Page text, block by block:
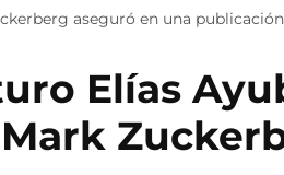
aseguró en una
Elías